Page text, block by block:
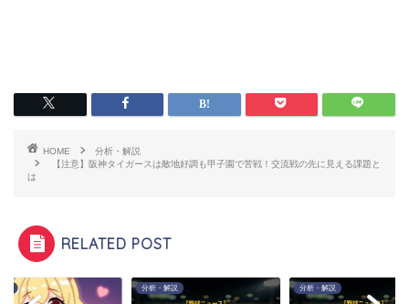
HOME
分析・解説
【注意】阪神タイガースは敵地好調も甲子園で苦戦！交流戦の先に見える課題と
は
RELATED POST
分析・解説 分析・解説